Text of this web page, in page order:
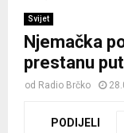
Svijet
Njemačka
prestanu
od Radio Brčko
PODIJELI